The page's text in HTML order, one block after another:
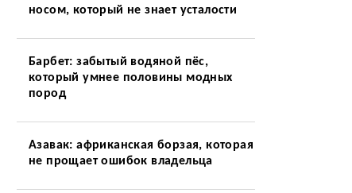
носом, который не знает усталости
Барбет: забытый водяной пёс,
который умнее половины модных
пород
Азавак: африканская борзая, которая
не прощает ошибок владельца